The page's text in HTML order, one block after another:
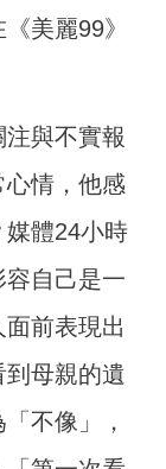
美麗99》
與不實報
情，他感
體24小時
自己是一
前表現出
母親的遺
不像」，